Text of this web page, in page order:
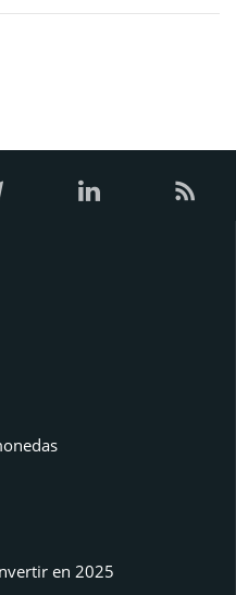
en 2025